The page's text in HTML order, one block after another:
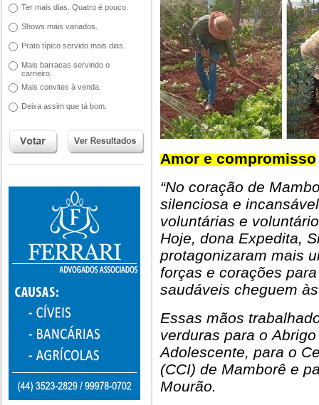
Ter mais dias. Quatro é pouco.
Shows mais variados.
Prato típico servido mais dias.
Mais barracas servindo o
carneiro.
Mais convites à venda.
Deixa assim que tá bom.
Amor e compromisso
“No coração de
silenciosa e
voluntárias e
Hoje, dona Expedita,
protagonizaram mais
forças e corações
saudáveis cheguem
Essas mãos
verduras para o
Adolescente, para o
(CCI) de Mamborê e
Mourão.